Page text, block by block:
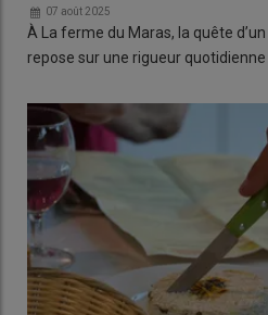
07 août 2025
À La ferme du Maras, la quête
repose sur une rigueur quotidienne